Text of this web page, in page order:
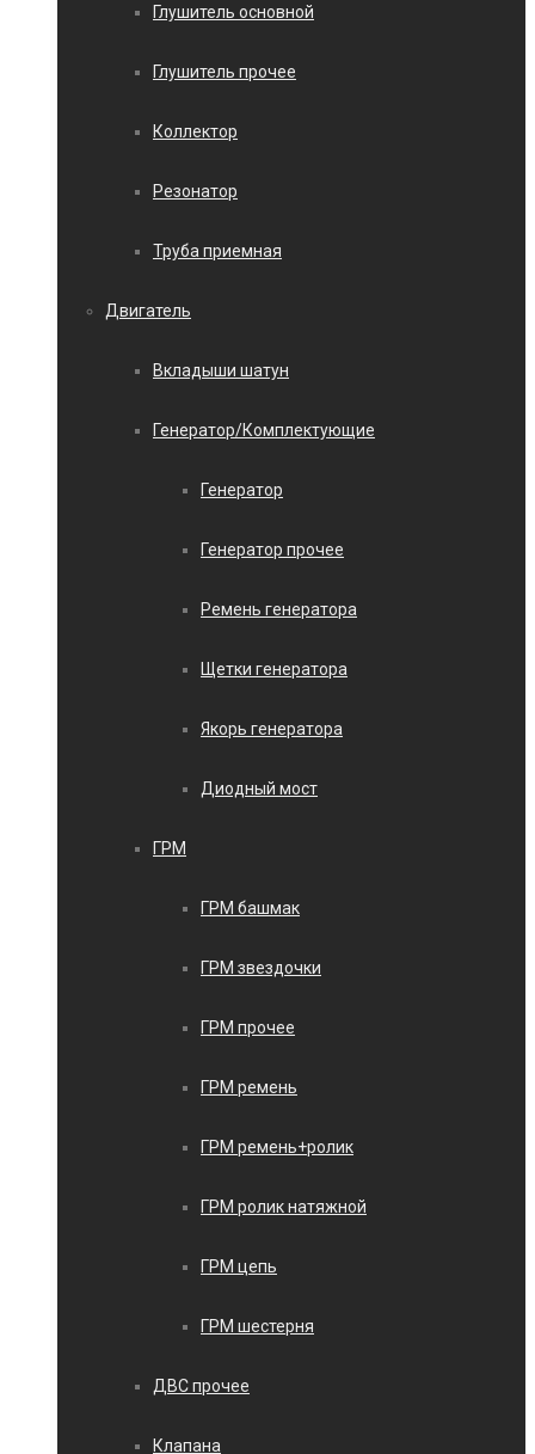
Глушитель основной
Глушитель прочее
Коллектор
Резонатор
Труба приемная
Двигатель
Вкладыши шатун
Генератор/Комплектующие
Генератор
Генератор прочее
Ремень генератора
Щетки генератора
Якорь генератора
Диодный мост
ГРМ
ГРМ башмак
ГРМ звездочки
ГРМ прочее
ГРМ ремень
ГРМ ремень+ролик
ГРМ ролик натяжной
ГРМ цепь
ГРМ шестерня
ДВС прочее
Клапана